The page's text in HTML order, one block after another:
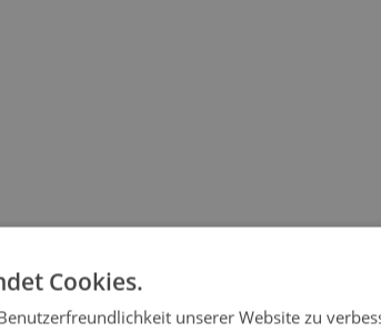
Cookies.
unserer Website zu